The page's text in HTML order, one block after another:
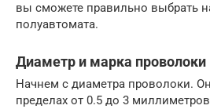
вы сможете правильно выбрать
полуавтомата.
Диаметр и марка проволоки
Начнем с диаметра проволоки.
пределах от 0.5 до 3